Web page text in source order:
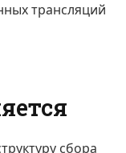
трансляций
сбора